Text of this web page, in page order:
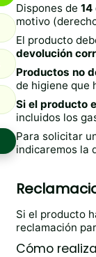
Dispones de 14
motivo
El producto
devolución
Productos no
de higiene que
Si el producto
incluidos los
Para solicitar
indicaremos la
Si el producto
reclamación
Cómo